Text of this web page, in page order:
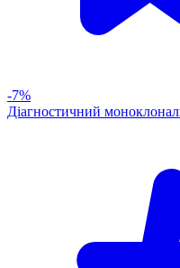
-7%
Діагностичний